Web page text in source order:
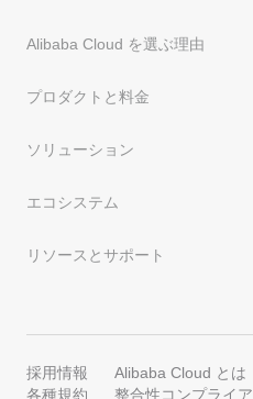
Alibaba Cloud を選ぶ理由
プロダクトと料金
ソリューション
エコシステム
リソースとサポート
採用情報 Alibaba Cloud とは
各種規約
整合性コンプライ